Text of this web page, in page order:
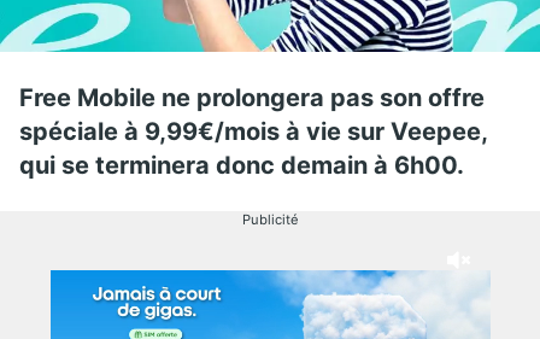
Free Mobile ne prolongera pas son offre
spéciale à 9,99€/mois à vie sur Veepee,
qui se terminera donc demain à 6h00.
Publicité